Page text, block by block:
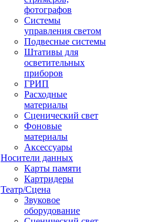
фотографов
Системы
управления светом
Подвесные системы
Штативы для
осветительных
приборов
ГРИП
Расходные
материалы
Сценический свет
Фоновые
материалы
Аксессуары
Носители данных
Карты памяти
Картридеры
Театр/Сцена
Звуковое
оборудование